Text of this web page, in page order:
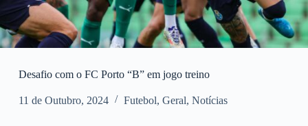
Desafio com o FC Porto “B” em jogo treino
11 de Outubro, 2024 Futebol, Geral, Notícias